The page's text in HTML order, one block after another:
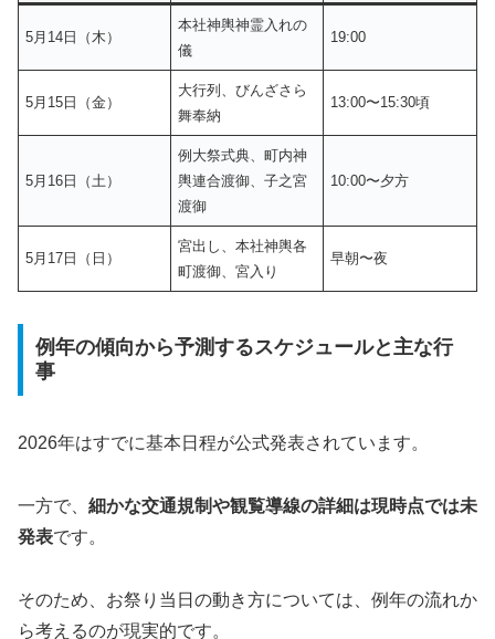
5月14日（木）
本社神輿神霊入れの
儀
19:00
5月15日（金）
大行列、びんざさら
舞奉納
13:00〜15:30頃
5月16日（土）
例大祭式典、町内神
輿連合渡御、子之宮
渡御
10:00〜夕方
5月17日（日）
宮出し、本社神輿各
町渡御、宮入り
早朝〜夜
例年の傾向から予測するスケジュールと主な行
事
2026年はすでに基本日程が公式発表されています。
一方で、 細かな交通規制や観覧導線の詳細は現時点では未
発表です。
そのため、お祭り当日の動き方については、例年の流れか
ら考えるのが現実的です。